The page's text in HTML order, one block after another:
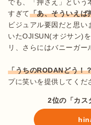
でも、「押さえ」という
すぎて「あ、そういえば
ビジュアル要因だと思い
いたOJISUN(オジサン)
リ、さらにはバニーガー
「うちのRODANどう！
プに笑いを提供してくだ
2位の「カス